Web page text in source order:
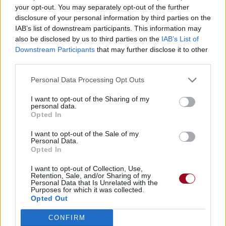
your opt-out. You may separately opt-out of the further
disclosure of your personal information by third parties on the
IAB’s list of downstream participants. This information may
also be disclosed by us to third parties on the IAB’s List of
Downstream Participants that may further disclose it to other
Personal Data Processing Opt Outs
I want to opt-out of the Sharing of my
personal data.
Opted In
I want to opt-out of the Sale of my
Personal Data.
Opted In
I want to opt-out of Collection, Use,
Retention, Sale, and/or Sharing of my
Personal Data that Is Unrelated with the
Purposes for which it was collected.
Opted Out
CONFIRM